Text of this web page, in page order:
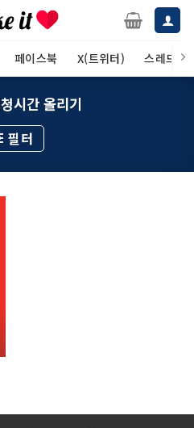
페이스북 X(트위터) 스레드
시간 올리기
필터